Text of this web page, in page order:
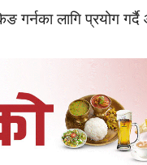
गर्नका लागि प्रयोग